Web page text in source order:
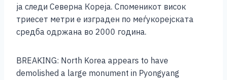
ја следи Северна Кореја. Споменикот висок
триесет метри е изграден по меѓукорејската
средба одржана во 2000 година.
BREAKING: North Korea appears to have
demolished a large monument in Pyongyang